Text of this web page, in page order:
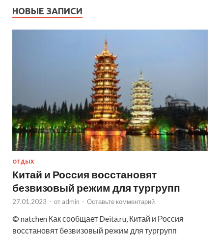
НОВЫЕ ЗАПИСИ
ОТДЫХ
Китай и Россия восстановят
безвизовый режим для тургрупп
27.01.2023 - от admin - Оставьте комментарий
© natchen Как сообщает Deita.ru, Китай и Россия
восстановят безвизовый режим для тургрупп